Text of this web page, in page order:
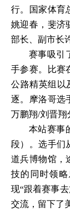
行。国家体育
姚迎春，斐济
部长、副市长
赛事吸引
手参赛。比赛
公路精英组以
逐。摩洛哥选
万鹏翔/刘晋翔
本站赛事
段）。选手们
道兵博物馆，
技的同时领
现“跟着赛事
交流，留下了